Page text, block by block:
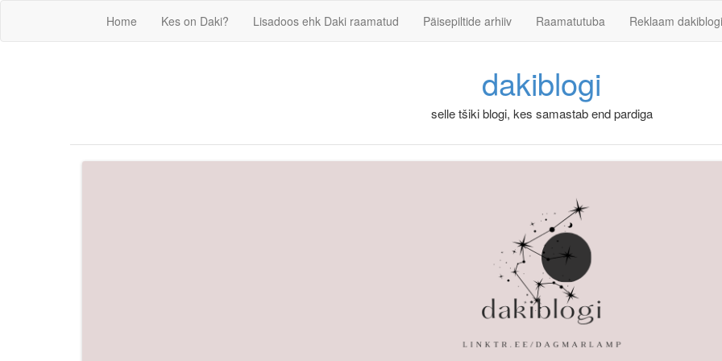
Home Kes on Daki? Lisadoos ehk Daki raamatud Päisepiltide arhiiv Raamatutuba Reklaam
dakiblogi
selle tšiki blogi, kes samastab end pardiga